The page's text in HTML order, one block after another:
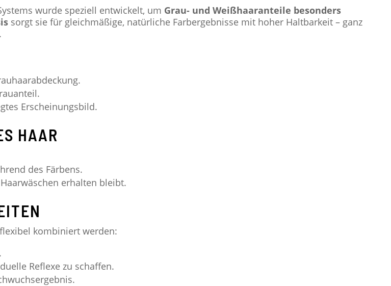
wurde speziell entwickelt, um Grau- und Weißhaaranteile besonders
sorgt sie für gleichmäßige, natürliche Farbergebnisse mit hoher Haltbarkeit – ganz
Erscheinungsbild.
HAAR
des Färbens.
erhalten bleibt.
kombiniert werden:
Reflexe zu schaffen.